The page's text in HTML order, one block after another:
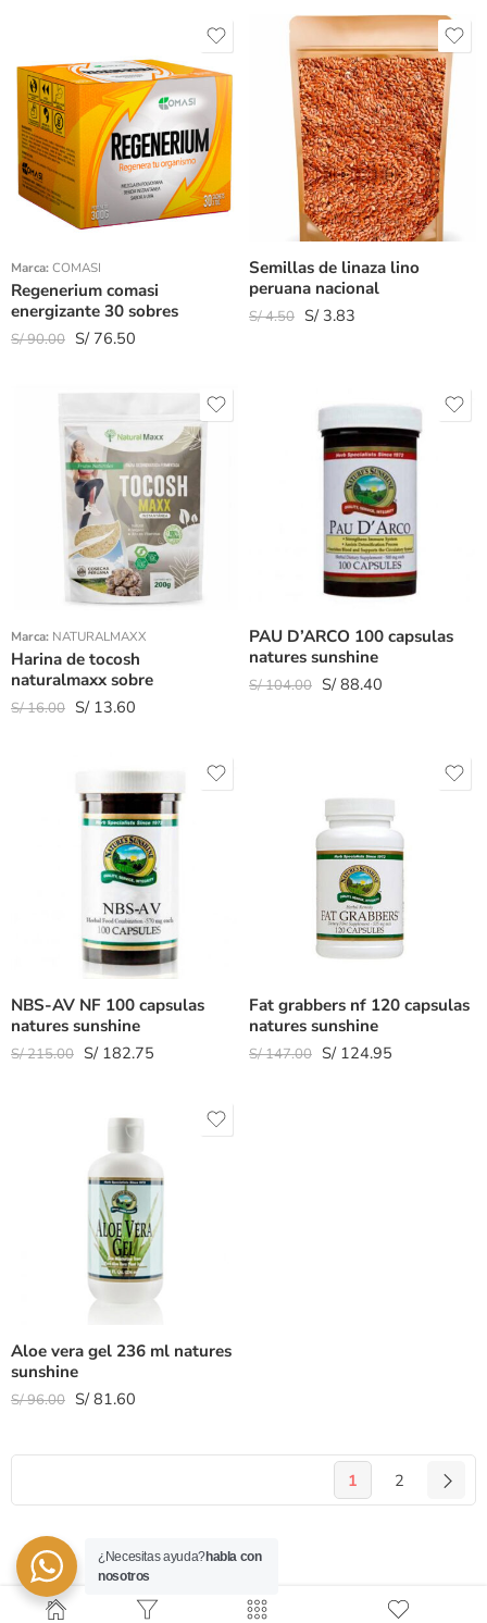
Marca:COMASI
Regenerium comasi
energizante 30 sobres
S/90.00 S/76.50
Semillas de linaza lino
peruana nacional
S/4.50 S/3.83
Marca: NATURALMAXX
Harina de tocosh
naturalmaxx sobre
S/16.00 S/13.60
Peso 200gr
Peso 100gr
PAU D’ARCO 100 capsulas
natures sunshine
S/104.00 S/88.40
NBS-AV NF 100 capsulas
natures sunshine
S/215.00 S/182.75
Fat grabbers nf 120 capsulas
natures sunshine
S/147.00 S/124.95
Aloe vera gel 236 ml natures
sunshine
S/96.00 S/81.60
1 2
¿Necesitas ayuda?habla con
nosotros